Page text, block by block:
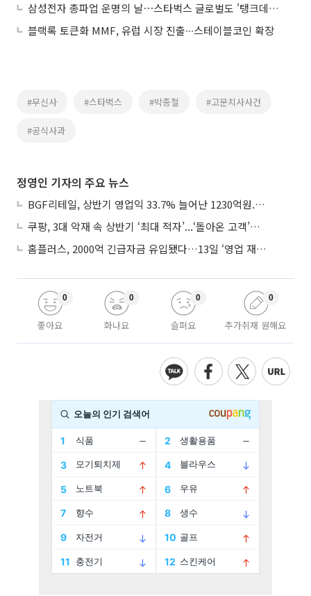
삼성전자 총파업 운명의 날⋯스타벅스 글로벌도 '탱크데이' 사과 外
블랙록 토큰화 MMF, 유럽 시장 진출∙∙∙스테이블코인 확장
#무신사 #스타벅스 #박종철 #고문치사사건
#공식사과
정영인 기자의 주요 뉴스
BGF리테일, 상반기 영업익 33.7% 늘어난 1230억원...2분기 영업익 22.3%↑
쿠팡, 3대 악재 속 상반기 ‘최대 적자’...‘돌아온 고객’에 수익성 반등 주목
홈플러스, 2000억 긴급자금 유입됐다…13일 ‘영업 재개’
좋아요
0
화나요
0
슬퍼요
0
추가취재 원해요
0